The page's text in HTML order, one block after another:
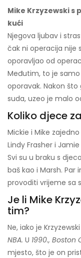
Mike Krzyzewski s
kući
Njegova ljubav i
čak ni operacija nije
oporavljao od
Međutim, to je
oporavak. Nakon
suda, uzeo je malo
Koliko djece
Mickie i Mike
Lindy Frasher i
Svi su u braku s
baš kao i Marsh.
provoditi vrijeme sa
Je li Mike
tim?
Ne, iako je
NBA. U 1990., Boston
mjesto, što je on